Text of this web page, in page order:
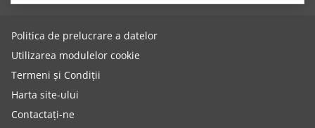
Politica de prelucrare a datelor
Utilizarea modulelor cookie
Termeni și Condiții
Harta site-ului
Contactați-ne